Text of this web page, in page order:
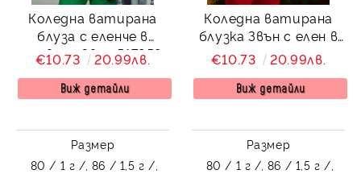
Коледна ватирана
блуза с еленче в
червено Звън 517959
€10.73 20.99лв.
Виж детайли
Размер
80 / 1 г /, 86 / 1,5 г /,
Коледна ватирана
блузка Звън с елен в
зелено
€10.73 20.99лв.
Виж детайли
Размер
80 / 1 г /, 86 / 1,5 г /,